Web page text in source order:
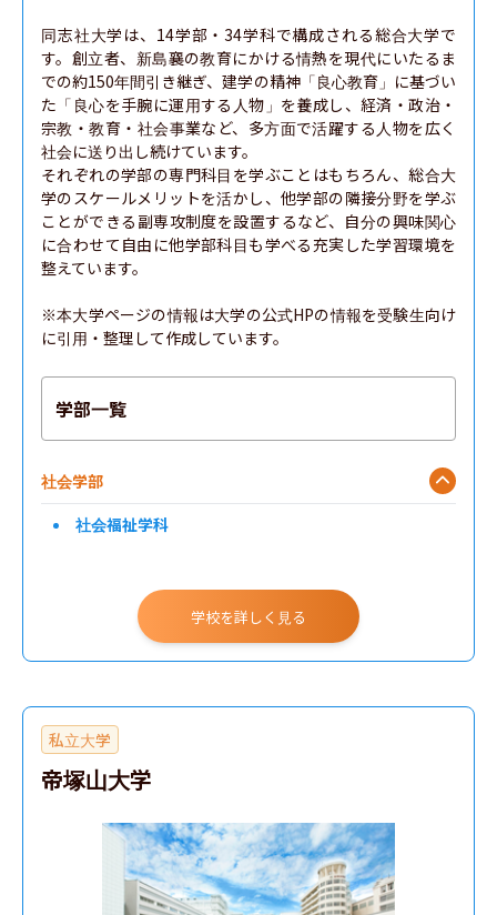
同志社大学は、14学部・34学科で構成される総合大学で
す。創立者、新島襄の教育にかける情熱を現代にいたるま
での約150年間引き継ぎ、建学の精神「良心教育」に基づい
た「良心を手腕に運用する人物」を養成し、経済・政治・
宗教・教育・社会事業など、多方面で活躍する人物を広く
社会に送り出し続けています。
それぞれの学部の専門科目を学ぶことはもちろん、総合大
学のスケールメリットを活かし、他学部の隣接分野を学ぶ
ことができる副専攻制度を設置するなど、自分の興味関心
に合わせて自由に他学部科目も学べる充実した学習環境を
整えています。
※本大学ページの情報は大学の公式HPの情報を受験生向け
に引用・整理して作成しています。
学部一覧
社会学部
社会福祉学科
学校を詳しく見る
私立大学
帝塚山大学